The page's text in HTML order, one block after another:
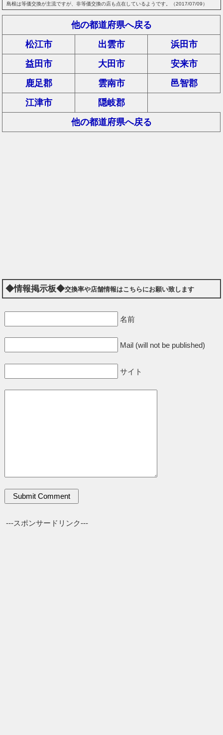
島根は等価交換が主流ですが、非等価交換の店も点在しているようです。（2017/07/09）
他の都道府県へ戻る
松江市
出雲市
浜田市
益田市
大田市
安来市
鹿足郡
雲南市
邑智郡
江津市
隠岐郡
他の都道府県へ戻る
◆情報掲示板◆交換率や店舗情報はこちらにお願い致します
名前
Mail (will not be published)
サイト
---スポンサードリンク---